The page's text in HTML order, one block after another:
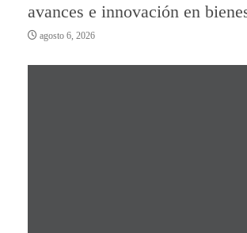
avances e innovación en
agosto 6, 2026